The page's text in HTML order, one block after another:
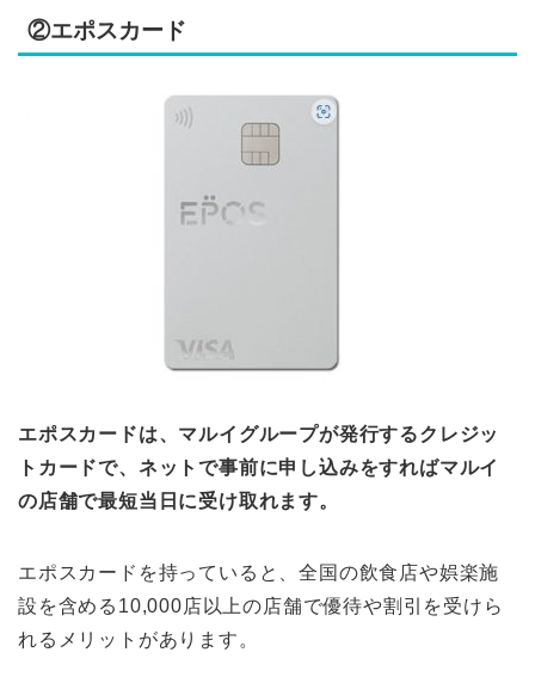
②エポスカード
エポスカードは、マルイグループが発行するクレジッ
トカードで、ネットで事前に申し込みをすればマルイ
の店舗で最短当日に受け取れます。
エポスカードを持っていると、全国の飲食店や娯楽施
設を含める10,000店以上の店舗で優待や割引を受けら
れるメリットがあります。